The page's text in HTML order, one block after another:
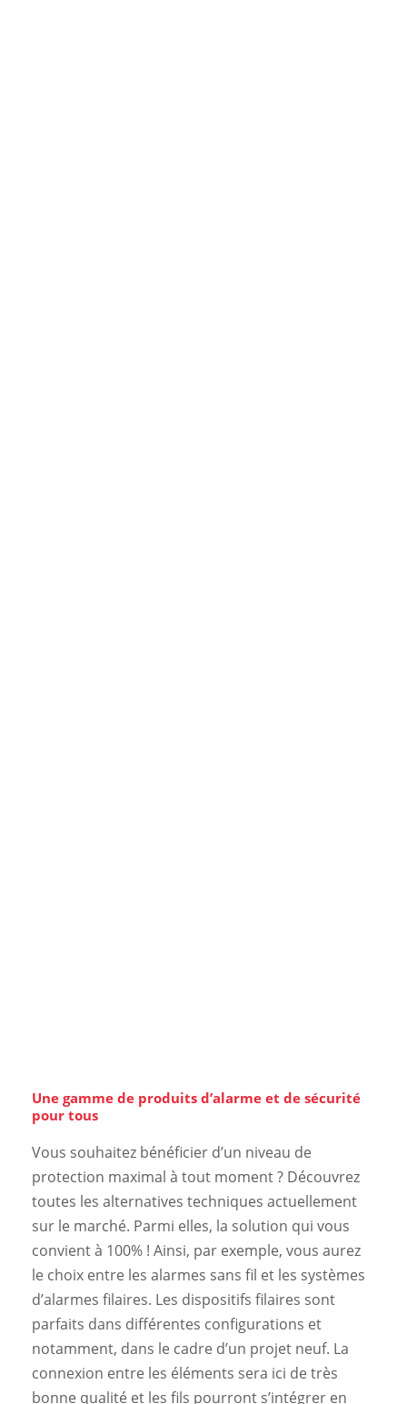
Une gamme de produits d’alarme et de sécurité
pour tous
Vous souhaitez bénéficier d’un niveau de
protection maximal à tout moment ? Découvrez
toutes les alternatives techniques actuellement
sur le marché. Parmi elles, la solution qui vous
convient à 100% ! Ainsi, par exemple, vous aurez
le choix entre les alarmes sans fil et les systèmes
d’alarmes filaires. Les dispositifs filaires sont
parfaits dans différentes configurations et
notamment, dans le cadre d’un projet neuf. La
connexion entre les éléments sera ici de très
bonne qualité et les fils pourront s’intégrer en